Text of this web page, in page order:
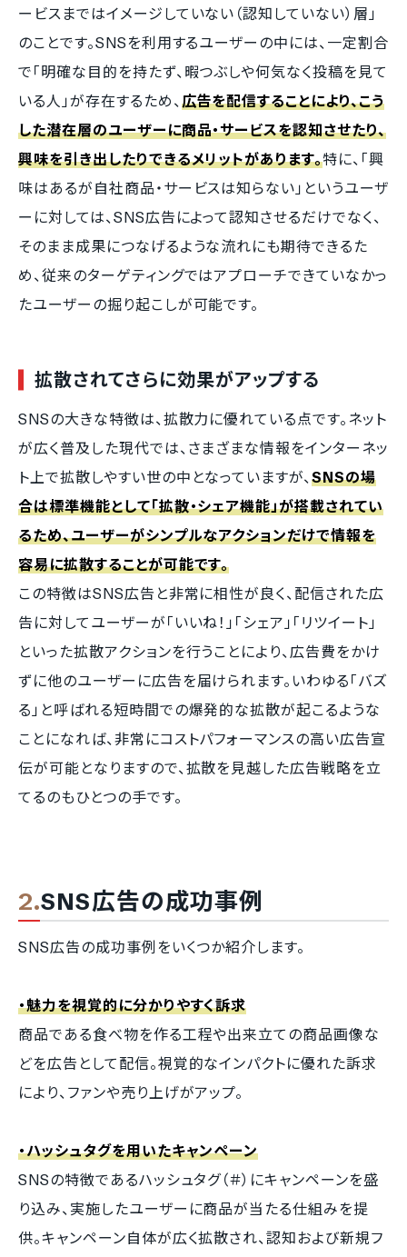
ービスまではイメージしていない（認知していない）層」
のことです。SNSを利用するユーザーの中には、一定割合
で「明確な目的を持たず、暇つぶしや何気なく投稿を見て
いる人」が存在するため、広告を配信することにより、こう
した潜在層のユーザーに商品・サービスを認知させたり、
興味を引き出したりできるメリットがあります。特に、「興
味はあるが自社商品・サービスは知らない」というユーザ
ーに対しては、SNS広告によって認知させるだけでなく、
そのまま成果につなげるような流れにも期待できるた
め、従来のターゲティングではアプローチできていなかっ
たユーザーの掘り起こしが可能です。
拡散されてさらに効果がアップする
SNSの大きな特徴は、拡散力に優れている点です。ネット
が広く普及した現代では、さまざまな情報をインターネッ
ト上で拡散しやすい世の中となっていますが、SNSの場
合は標準機能として「拡散・シェア機能」が搭載されてい
るため、ユーザーがシンプルなアクションだけで情報を
容易に拡散することが可能です。
この特徴はSNS広告と非常に相性が良く、配信された広
告に対してユーザーが「いいね！」「シェア」「リツイート」
といった拡散アクションを行うことにより、広告費をかけ
ずに他のユーザーに広告を届けられます。いわゆる「バズ
る」と呼ばれる短時間での爆発的な拡散が起こるような
ことになれば、非常にコストパフォーマンスの高い広告宣
伝が可能となりますので、拡散を見越した広告戦略を立
てるのもひとつの手です。
SNS広告の成功事例
SNS広告の成功事例をいくつか紹介します。
・魅力を視覚的に分かりやすく訴求
商品である食べ物を作る工程や出来立ての商品画像な
どを広告として配信。視覚的なインパクトに優れた訴求
により、ファンや売り上げがアップ。
・ハッシュタグを用いたキャンペーン
SNSの特徴であるハッシュタグ（＃）にキャンペーンを盛
り込み、実施したユーザーに商品が当たる仕組みを提
供。キャンペーン自体が広く拡散され、認知および新規フ